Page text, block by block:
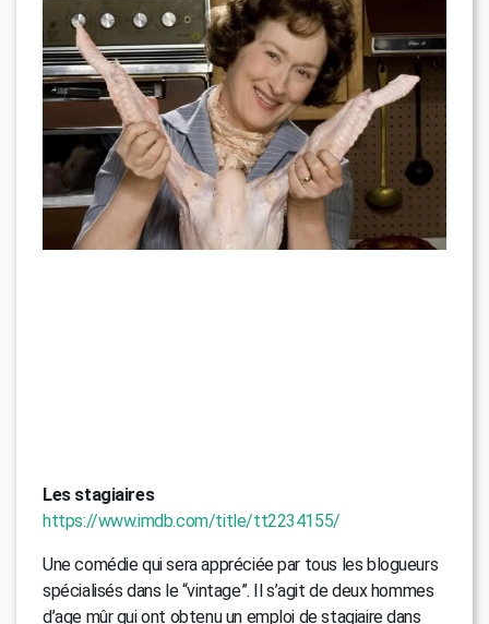
Les stagiaires
https://www.imdb.com/title/tt2234155/
Une comédie qui sera appréciée par tous les blogueurs
spécialisés dans le “vintage”. Il s’agit de deux hommes
d’age mûr qui ont obtenu un emploi de stagiaire dans